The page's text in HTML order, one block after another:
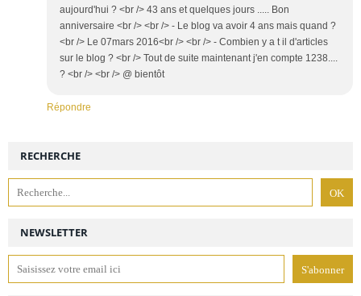
aujourd'hui ? <br /> 43 ans et quelques jours ..... Bon
anniversaire <br /> <br /> - Le blog va avoir 4 ans mais quand ?
<br /> Le 07mars 2016<br /> <br /> - Combien y a t il d'articles
sur le blog ? <br /> Tout de suite maintenant j'en compte 1238....
? <br /> <br /> @ bientôt
Répondre
NEWSLETTER
RECHERCHE